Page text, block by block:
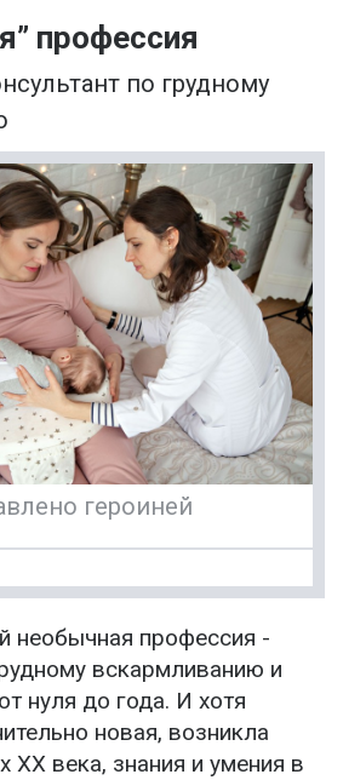
профессия
по грудному
героиней
необычная профессия -
вскармливанию и
нуля до года. И хотя
новая, возникла
XX века, знания и умения в